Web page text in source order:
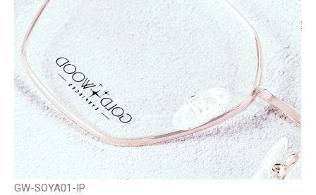
GW-SOYA01-IP